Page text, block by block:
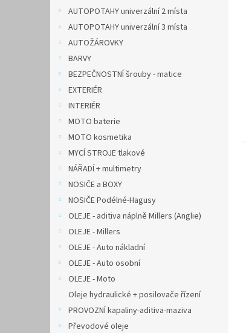
AUTOPOTAHY univerzální 2 místa
AUTOPOTAHY univerzální 3 místa
AUTOŽÁROVKY
BARVY
BEZPEČNOSTNÍ šrouby - matice
EXTERIÉR
INTERIÉR
MOTO baterie
MOTO kosmetika
MYCÍ STROJE tlakové
NÁŘADÍ + multimetry
NOSIČE a BOXY
NOSIČE Podélné-Hagusy
OLEJE - aditiva náplně Millers (Anglie)
OLEJE - Millers
OLEJE - Auto nákladní
OLEJE - Auto osobní
OLEJE - Moto
Oleje hydraulické + posilovače řízení
PROVOZNÍ kapaliny-aditiva-maziva
Převodové oleje